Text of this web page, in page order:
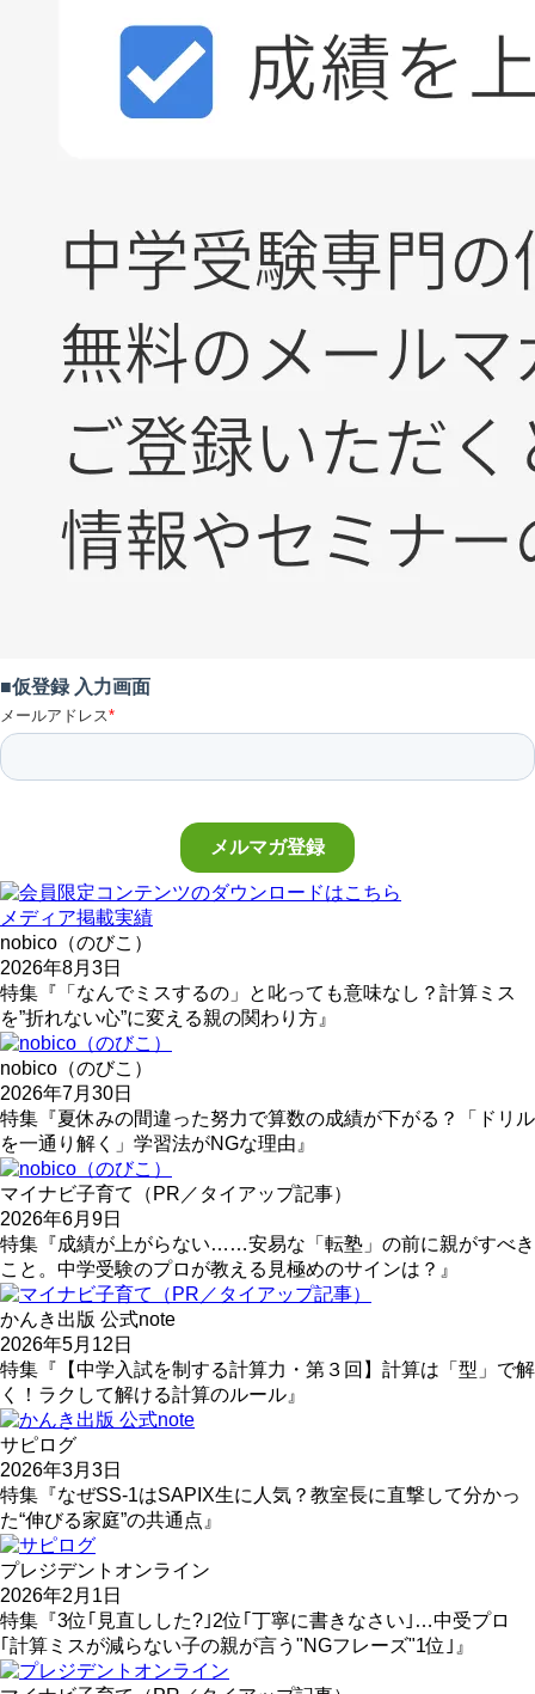
メディア掲載実績
nobico（のびこ）
2026年8月3日
特集『「なんでミスするの」と叱っても意味なし？計算ミス
を”折れない心”に変える親の関わり方』
nobico（のびこ）
2026年7月30日
特集『夏休みの間違った努力で算数の成績が下がる？「ドリル
を一通り解く」学習法がNGな理由』
マイナビ子育て（PR／タイアップ記事）
2026年6月9日
特集『成績が上がらない……安易な「転塾」の前に親がすべき
こと。中学受験のプロが教える見極めのサインは？』
かんき出版 公式note
2026年5月12日
特集『【中学入試を制する計算力・第３回】計算は「型」で解
く！ラクして解ける計算のルール』
サピログ
2026年3月3日
特集『なぜSS-1はSAPIX生に人気？教室長に直撃して分かっ
た“伸びる家庭”の共通点』
プレジデントオンライン
2026年2月1日
特集『3位｢見直しした?｣2位｢丁寧に書きなさい｣…中受プロ
｢計算ミスが減らない子の親が言う"NGフレーズ"1位｣』